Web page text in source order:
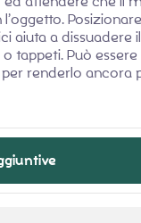
aiuta a dissuadere
tappeti. Può
renderlo ancora